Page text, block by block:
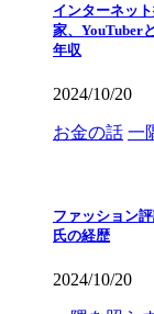
インターネッ
家、YouTuber
年収
2024/10/20
お金の話 一
ファッション
氏の経歴
2024/10/20